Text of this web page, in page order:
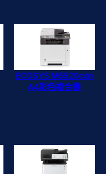
ECOSYS M5520cdn
A4彩色複合機